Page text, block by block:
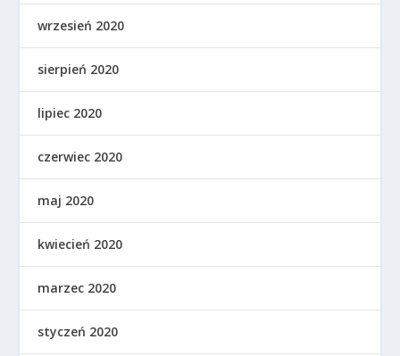
wrzesień 2020
sierpień 2020
lipiec 2020
czerwiec 2020
maj 2020
kwiecień 2020
marzec 2020
styczeń 2020